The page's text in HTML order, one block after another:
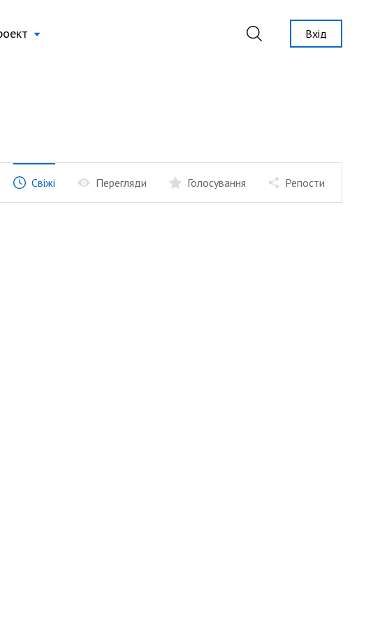
Вхід
Свіжі Перегляди Голосування Репости